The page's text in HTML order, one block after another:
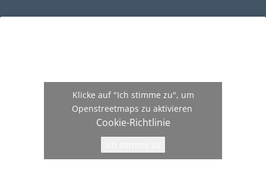
Klicke auf "Ich stimme zu", um
Openstreetmaps zu aktivieren
Cookie-Richtlinie